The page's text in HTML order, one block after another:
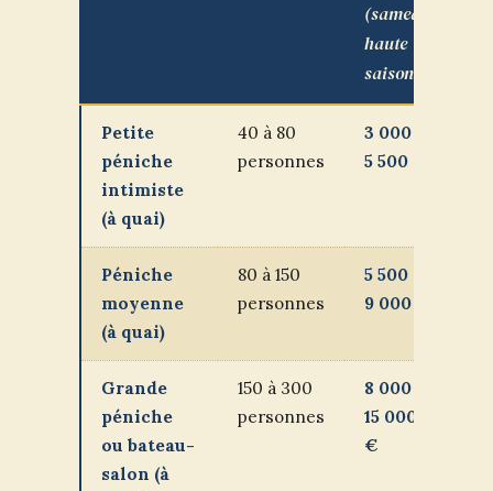
(samedi,
haute
saison)
Petite
péniche
intimiste
(à quai)
40 à 80
personnes
3 000 à
5 500 €
Péniche
moyenne
(à quai)
80 à 150
personnes
5 500 à
9 000 €
Grande
péniche
ou bateau-
salon (à
150 à 300
personnes
8 000 à
15 000
€